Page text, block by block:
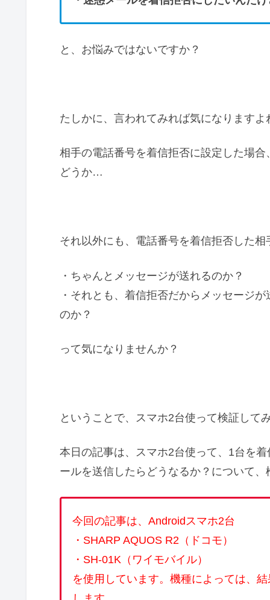
と、お悩みではないですか？
たしかに、言われてみれば気になります
相手の電話番号を着信拒否に設定した場
どうか…
それ以外にも、電話番号を着信拒否した
・ちゃんとメッセージが送れるのか？
・それとも、着信拒否だからメッセージ
のか？
って気になりませんか？
ということで、スマホ2台使って検証して
本日の記事は、スマホ2台使って、1台を
ールを送信したらどうなるか？について
今回の記事は、Androidスマホ2台
・SHARP AQUOS R2（ドコモ）
・SH-01K（ワイモバイル）
を使用しています。 機種によっては、